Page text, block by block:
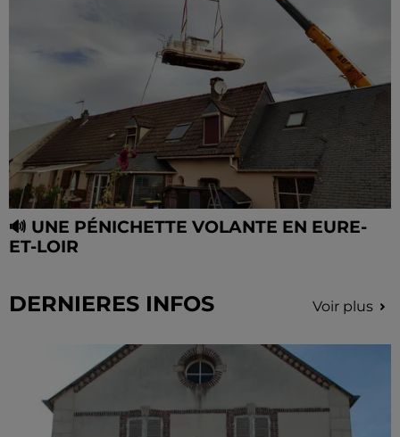
🔊 UNE PÉNICHETTE VOLANTE EN EURE-
ET-LOIR
DERNIERES INFOS Voir plus